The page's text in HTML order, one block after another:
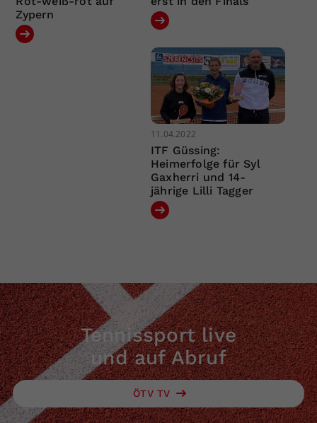
Zypern
11.04.2022
ITF Güssing:
Heimerfolge für Syl
Gaxherri und 14-
jährige Lilli Tagger
Tennissport live
und auf Abruf
ÖTV TV